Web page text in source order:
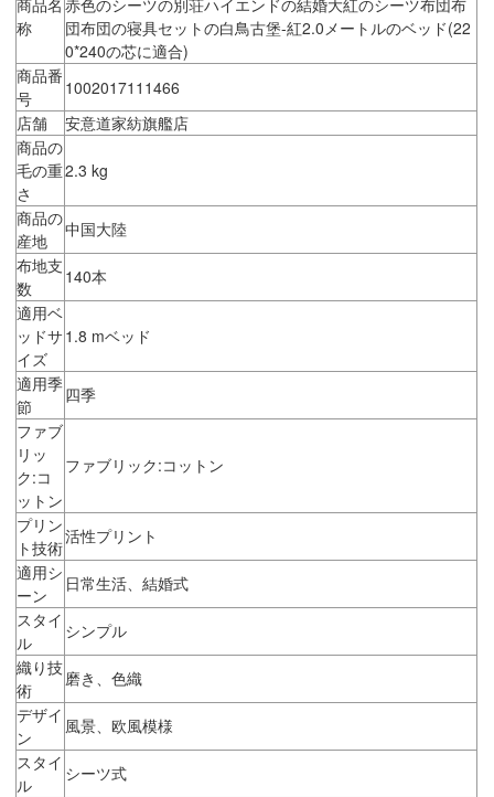
称
団布団の寝具セットの白鳥古堡-紅2.0メートルのベッド(22
0*240の芯に適合)
商品番
号
1002017111466
店舗
安意道家紡旗艦店
商品の
毛の重
さ
2.3 kg
商品の
産地
中国大陸
布地支
数
140本
適用ベ
ッドサ
イズ
1.8 mベッド
適用季
節
四季
ファブ
リッ
ク:コ
ットン
ファブリック:コットン
プリン
ト技術
活性プリント
適用シ
ーン
日常生活、結婚式
スタイ
ル
シンプル
織り技
術
磨き、色織
デザイ
ン
風景、欧風模様
スタイ
ル
シーツ式